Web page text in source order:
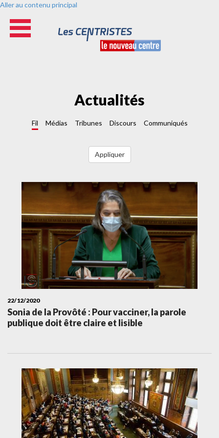
Aller au contenu principal
Actualités
Fil Médias Tribunes Discours Communiqués
Appliquer
22/12/2020
Sonia de la Provôté : Pour vacciner, la parole
publique doit être claire et lisible